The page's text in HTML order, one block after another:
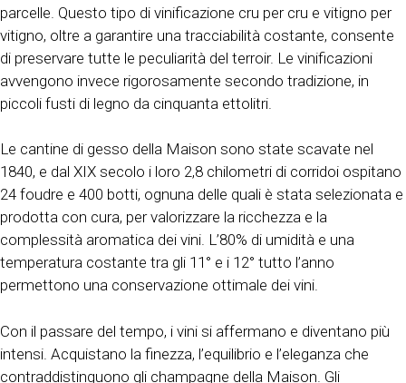
parcelle. Questo tipo di vinificazione cru per cru e vitigno per
vitigno, oltre a garantire una tracciabilità costante, consente
di preservare tutte le peculiarità del terroir. Le vinificazioni
avvengono invece rigorosamente secondo tradizione, in
piccoli fusti di legno da cinquanta ettolitri.
Le cantine di gesso della Maison sono state scavate nel
1840, e dal XIX secolo i loro 2,8 chilometri di corridoi ospitano
24 foudre e 400 botti, ognuna delle quali è stata selezionata e
prodotta con cura, per valorizzare la ricchezza e la
complessità aromatica dei vini. L’80% di umidità e una
temperatura costante tra gli 11° e i 12° tutto l’anno
permettono una conservazione ottimale dei vini.
Con il passare del tempo, i vini si affermano e diventano più
intensi. Acquistano la finezza, l’equilibrio e l’eleganza che
contraddistinguono gli champagne della Maison. Gli